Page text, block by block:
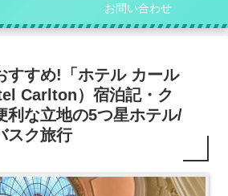
お問い合わせ
すめ!「ホテル カール
Carlton）宿泊記・ク
利な立地の5つ星ホテル/
スク旅行